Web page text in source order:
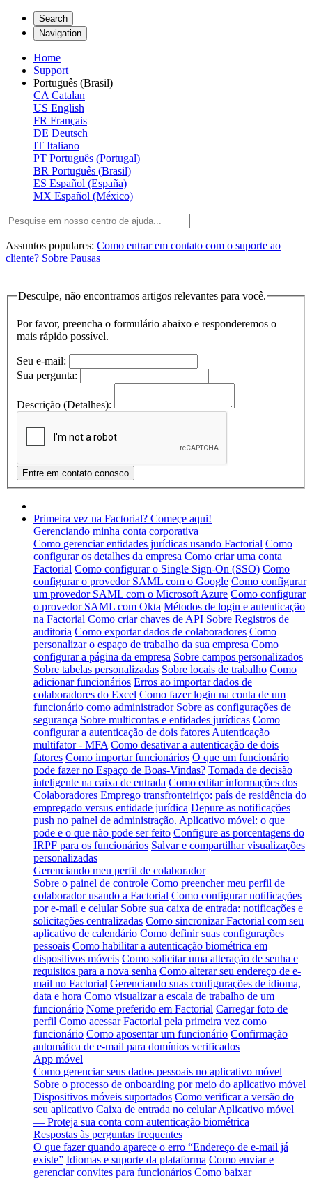
Search
Navigation
Home
Support
Português (Brasil)
CA Catalan
US English
FR Français
DE Deutsch
IT Italiano
PT Português (Portugal)
BR Português (Brasil)
ES Español (España)
MX Español (México)
Assuntos populares: Como entrar em contato com o suporte ao
cliente? Sobre Pausas
Desculpe, não encontramos artigos relevantes para você.
Por favor, preencha o formulário abaixo e responderemos o
mais rápido possível.
Seu e-mail:
Sua pergunta:
Descrição (Detalhes):
Primeira vez na Factorial? Começe aqui!
Gerenciando minha conta corporativa
Como gerenciar entidades jurídicas usando Factorial Como
configurar os detalhes da empresa Como criar uma conta
Factorial Como configurar o Single Sign-On (SSO) Como
configurar o provedor SAML com o Google Como configurar
um provedor SAML com o Microsoft Azure Como configurar
o provedor SAML com Okta Métodos de login e autenticação
na Factorial Como criar chaves de API Sobre Registros de
auditoria Como exportar dados de colaboradores Como
personalizar o espaço de trabalho da sua empresa Como
configurar a página da empresa Sobre campos personalizados
Sobre tabelas personalizadas Sobre locais de trabalho Como
adicionar funcionários Erros ao importar dados de
colaboradores do Excel Como fazer login na conta de um
funcionário como administrador Sobre as configurações de
segurança Sobre multicontas e entidades jurídicas Como
configurar a autenticação de dois fatores Autenticação
multifator - MFA Como desativar a autenticação de dois
fatores Como importar funcionários O que um funcionário
pode fazer no Espaço de Boas-Vindas? Tomada de decisão
inteligente na caixa de entrada Como editar informações dos
Colaboradores Emprego transfronteiriço: país de residência do
empregado versus entidade jurídica Depure as notificações
push no painel de administração. Aplicativo móvel: o que
pode e o que não pode ser feito Configure as porcentagens do
IRPF para os funcionários Salvar e compartilhar visualizações
personalizadas
Gerenciando meu perfil de colaborador
Sobre o painel de controle Como preencher meu perfil de
colaborador usando a Factorial Como configurar notificações
por e-mail e celular Sobre sua caixa de entrada: notificações e
solicitações centralizadas Como sincronizar Factorial com seu
aplicativo de calendário Como definir suas configurações
pessoais Como habilitar a autenticação biométrica em
dispositivos móveis Como solicitar uma alteração de senha e
requisitos para a nova senha Como alterar seu endereço de e-
mail no Factorial Gerenciando suas configurações de idioma,
data e hora Como visualizar a escala de trabalho de um
funcionário Nome preferido em Factorial Carregar foto de
perfil Como acessar Factorial pela primeira vez como
funcionário Como aposentar um funcionário Confirmação
automática de e-mail para domínios verificados
App móvel
Como gerenciar seus dados pessoais no aplicativo móvel
Sobre o processo de onboarding por meio do aplicativo móvel
Dispositivos móveis suportados Como verificar a versão do
seu aplicativo Caixa de entrada no celular Aplicativo móvel
— Proteja sua conta com autenticação biométrica
Respostas às perguntas frequentes
O que fazer quando aparece o erro “Endereço de e-mail já
existe” Idiomas e suporte da plataforma Como enviar e
gerenciar convites para funcionários Como baixar